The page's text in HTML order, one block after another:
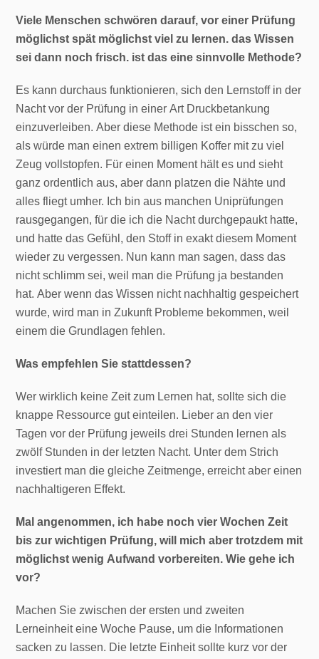
Viele Menschen schwören darauf, vor einer Prüfung
möglichst spät möglichst viel zu lernen. das Wissen
sei dann noch frisch. ist das eine sinnvolle Methode?
Es kann durchaus funktionieren, sich den Lernstoff in der
Nacht vor der Prüfung in einer Art Druckbetankung
einzuverleiben. Aber diese Methode ist ein bisschen so,
als würde man einen extrem billigen Koffer mit zu viel
Zeug vollstopfen. Für einen Moment hält es und sieht
ganz ordentlich aus, aber dann platzen die Nähte und
alles fliegt umher. Ich bin aus manchen Uniprüfungen
rausgegangen, für die ich die Nacht durchgepaukt hatte,
und hatte das Gefühl, den Stoff in exakt diesem Moment
wieder zu vergessen. Nun kann man sagen, dass das
nicht schlimm sei, weil man die Prüfung ja bestanden
hat. Aber wenn das Wissen nicht nachhaltig gespeichert
wurde, wird man in Zukunft Probleme bekommen, weil
einem die Grundlagen fehlen.
Was empfehlen Sie stattdessen?
Wer wirklich keine Zeit zum Lernen hat, sollte sich die
knappe Ressource gut einteilen. Lieber an den vier
Tagen vor der Prüfung jeweils drei Stunden lernen als
zwölf Stunden in der letzten Nacht. Unter dem Strich
investiert man die gleiche Zeitmenge, erreicht aber einen
nachhaltigeren Effekt.
Mal angenommen, ich habe noch vier Wochen Zeit
bis zur wichtigen Prüfung, will mich aber trotzdem mit
möglichst wenig Aufwand vorbereiten. Wie gehe ich
vor?
Machen Sie zwischen der ersten und zweiten
Lerneinheit eine Woche Pause, um die Informationen
sacken zu lassen. Die letzte Einheit sollte kurz vor der